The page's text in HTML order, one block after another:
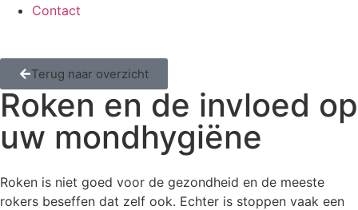
Contact
Terug naar overzicht
Roken en de invloed op
uw mondhygiëne
Roken is niet goed voor de gezondheid en de meeste
rokers beseffen dat zelf ook. Echter is stoppen vaak een